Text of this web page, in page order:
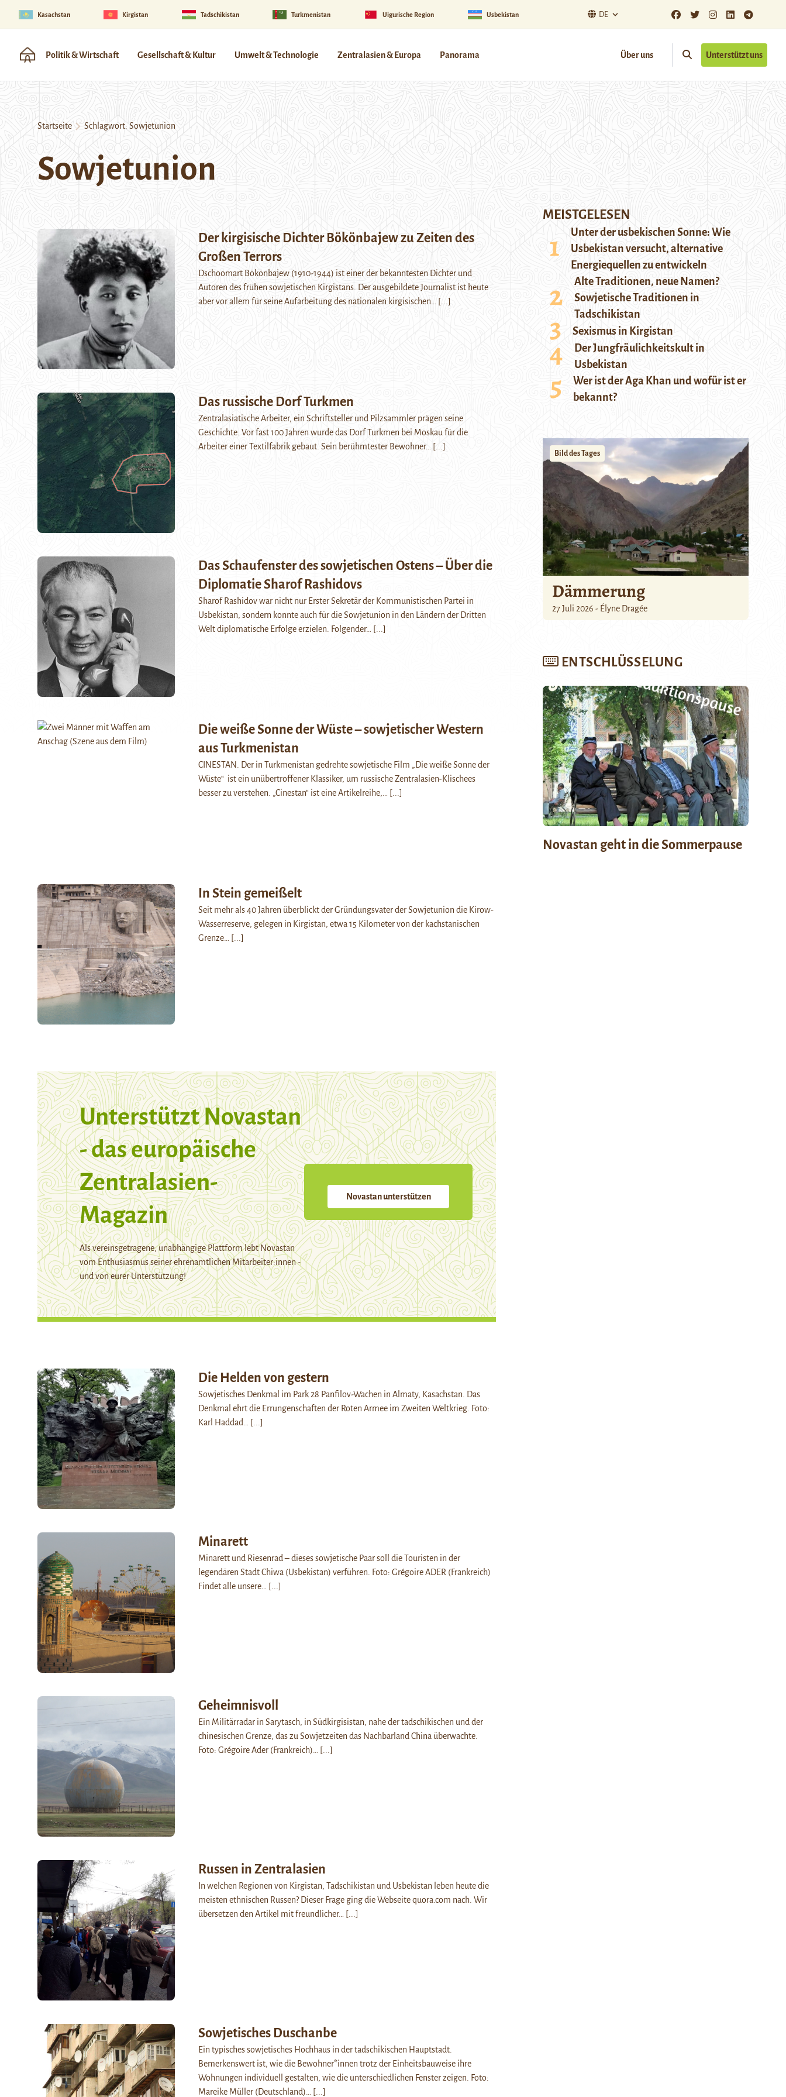
Kasachstan Kirgistan Tadschikistan Turkmenistan Uigurische Region Usbekistan DE
Politik & Wirtschaft Gesellschaft & Kultur Umwelt & Technologie Zentralasien & Europa Panorama Über uns Unterstützt uns
Startseite Schlagwort: Sowjetunion
Sowjetunion
Der kirgisische Dichter Bökönbajew zu Zeiten des
Großen Terrors
Dschoomart Bökönbajew (1910-1944) ist einer der bekanntesten Dichter und
Autoren des frühen sowjetischen Kirgistans. Der ausgebildete Journalist ist heute
aber vor allem für seine Aufarbeitung des nationalen kirgisischen…
[...]
Das russische Dorf Turkmen
Zentralasiatische Arbeiter, ein Schriftsteller und Pilzsammler prägen seine
Geschichte. Vor fast 100 Jahren wurde das Dorf Turkmen bei Moskau für die
Arbeiter einer Textilfabrik gebaut. Sein berühmtester Bewohner…
[...]
Das Schaufenster des sowjetischen Ostens – Über die
Diplomatie Sharof Rashidovs
Sharof Rashidov war nicht nur Erster Sekretär der Kommunistischen Partei in
Usbekistan, sondern konnte auch für die Sowjetunion in den Ländern der Dritten
Welt diplomatische Erfolge erzielen. Folgender…
[...]
Die weiße Sonne der Wüste – sowjetischer Western
aus Turkmenistan
CINESTAN. Der in Turkmenistan gedrehte sowjetische Film „Die weiße Sonne der
Wüste“ ist ein unübertroffener Klassiker, um russische Zentralasien-Klischees
besser zu verstehen. „Cinestan“ ist eine Artikelreihe,…
[...]
In Stein gemeißelt
Seit mehr als 40 Jahren überblickt der Gründungsvater der Sowjetunion die Kirow-
Wasserreserve, gelegen in Kirgistan, etwa 15 Kilometer von der kachstanischen
Grenze…
[...]
Unterstützt Novastan
- das europäische
Zentralasien-
Magazin
Als vereinsgetragene, unabhängige Plattform lebt Novastan
vom Enthusiasmus seiner ehrenamtlichen Mitarbeiter:innen -
und von eurer Unterstützung!
Novastan unterstützen
Die Helden von gestern
Sowjetisches Denkmal im Park 28 Panfilov-Wachen in Almaty, Kasachstan. Das
Denkmal ehrt die Errungenschaften der Roten Armee im Zweiten Weltkrieg. Foto:
Karl Haddad…
[...]
Minarett
Minarett und Riesenrad – dieses sowjetische Paar soll die Touristen in der
legendären Stadt Chiwa (Usbekistan) verführen. Foto: Grégoire ADER (Frankreich)
Findet alle unsere…
[...]
Geheimnisvoll
Ein Militärradar in Sarytasch, in Südkirgisistan, nahe der tadschikischen und der
chinesischen Grenze, das zu Sowjetzeiten das Nachbarland China überwachte.
Foto: Grégoire Ader (Frankreich)…
[...]
Russen in Zentralasien
In welchen Regionen von Kirgistan, Tadschikistan und Usbekistan leben heute die
meisten ethnischen Russen? Dieser Frage ging die Webseite quora.com nach. Wir
übersetzen den Artikel mit freundlicher…
[...]
Sowjetisches Duschanbe
Ein typisches sowjetisches Hochhaus in der tadschikischen Hauptstadt.
Bemerkenswert ist, wie die Bewohner*innen trotz der Einheitsbauweise ihre
Wohnungen individuell gestalten, wie die unterschiedlichen Fenster zeigen. Foto:
Mareike Müller (Deutschland)…
[...]
MEISTGELESEN
Unter der usbekischen Sonne: Wie
Usbekistan versucht, alternative
Energiequellen zu entwickeln
Alte Traditionen, neue Namen?
Sowjetische Traditionen in
Tadschikistan
Sexismus in Kirgistan
Der Jungfräulichkeitskult in
Usbekistan
Wer ist der Aga Khan und wofür ist er
bekannt?
Bild des Tages
Dämmerung
27 Juli 2026 - Élyne Dragée
ENTSCHLÜSSELUNG
Novastan geht in die Sommerpause